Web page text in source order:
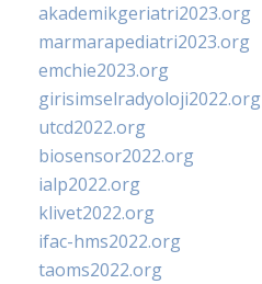
akademikgeriatri2023.org
marmarapediatri2023.org
emchie2023.org
girisimselradyoloji2022.org
utcd2022.org
biosensor2022.org
ialp2022.org
klivet2022.org
ifac-hms2022.org
taoms2022.org